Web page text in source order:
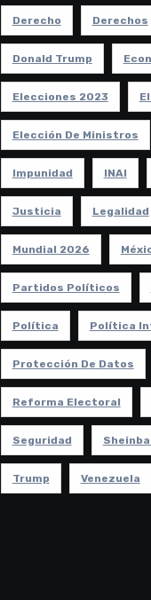
Derecho Derechos
Donald Trump
Elecciones 2023
Elección De Ministros
Impunidad INAI
Justicia Legalidad
Mundial 2026
Partidos Políticos
Política Política
Protección De Datos
Reforma Electoral
Seguridad
Trump Venezuela